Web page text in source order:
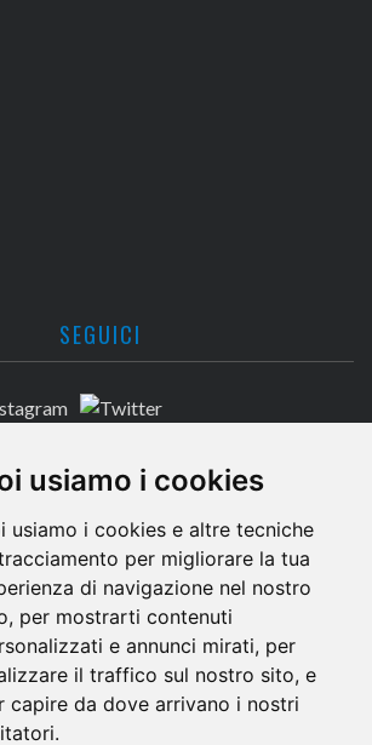
usiamo i cookies
usiamo i cookies e altre tecniche
per migliorare la tua
di navigazione nel nostro
per mostrarti contenuti
e annunci mirati, per
il traffico sul nostro sito, e
capire da dove arrivano i nostri
SEGUICI
CONTATTACI